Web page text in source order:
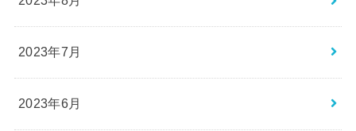
2023年7月
2023年6月